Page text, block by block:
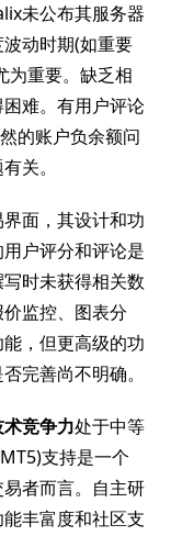
未公布其服务器
动时期(如重要
为重要。缺乏相
难。有用户评论
的账户负余额问
关。
面，其设计和功
户评分和评论是
时未获得相关数
监控、图表分
，但更高级的功
完善尚不明确。
术竞争力处于中等
支持是一个
者而言。自主研
丰富度和社区支